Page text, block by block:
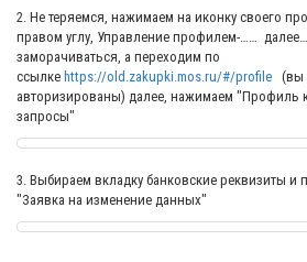
2. Не теряемся, нажимаем на иконку своего
правом углу, Управление профилем-……
заморачиваться, а переходим по
ссылке https://old.zakupki.mos.ru/#/profile (вы
авторизированы) далее, нажимаем "Профиль
запросы"
3. Выбираем вкладку банковские реквизиты и
"Заявка на изменение данных"